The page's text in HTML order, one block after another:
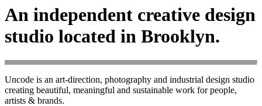
An independent creative design
studio located in Brooklyn.
Uncode is an art-direction, photography and industrial design studio
creating beautiful, meaningful and sustainable work for people,
artists & brands.